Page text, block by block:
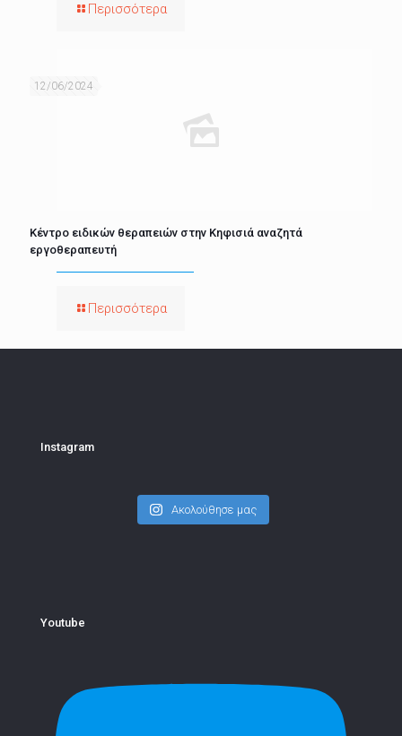
Περισσότερα
12/06/2024
Κέντρο ειδικών θεραπειών στην Κηφισιά αναζητά
εργοθεραπευτή
Περισσότερα
Instagram
Ακολούθησε μας
Youtube